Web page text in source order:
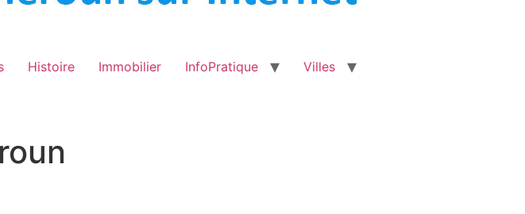
Histoire Immobilier InfoPratique
Villes